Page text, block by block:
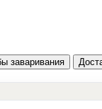
заваривания